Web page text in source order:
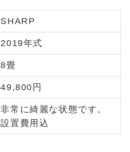
SHARP
2019年式
8畳
49,800円
非常に綺麗な状態です。
設置費用込